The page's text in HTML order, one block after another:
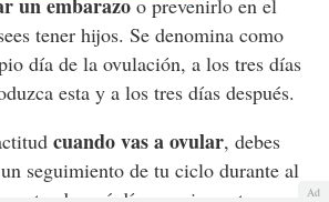
tener hijos. Se denomina como
día de la ovulación, a los tres días
esta y a los tres días después.
cuando vas a ovular, debes
seguimiento de tu ciclo durante al
Ad